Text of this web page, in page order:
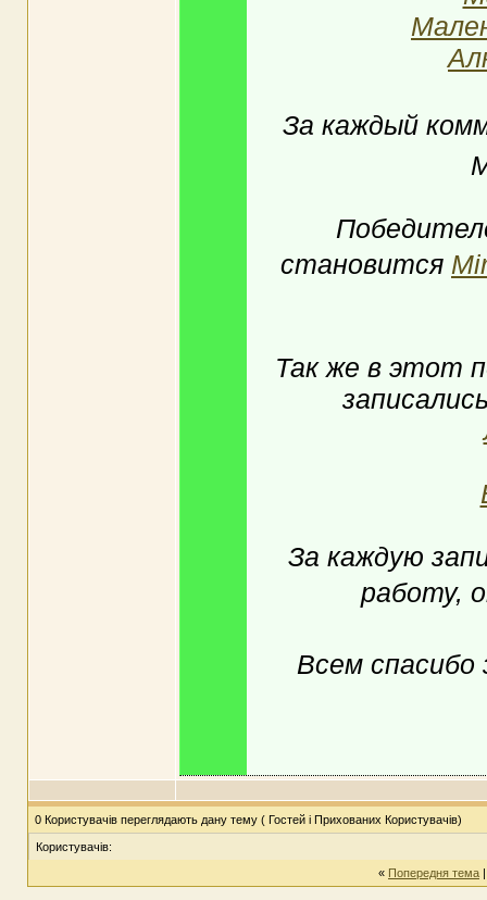
За каждый
становится
Так же в этот
За каждую
работу,
Всем спасибо
0 Користувачів переглядають дану тему ( Гостей і Прихованих Користувачів)
Користувачів:
« Попередня тема